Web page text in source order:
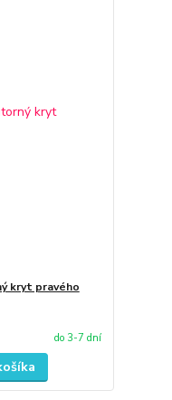
kryt pravého
do 3-7 dní